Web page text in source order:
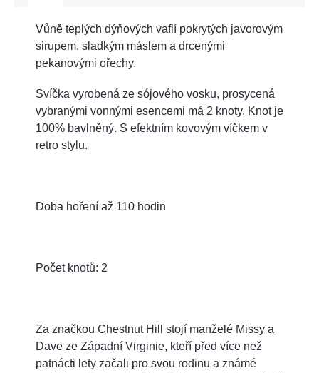
Vůně teplých dýňových vaflí pokrytých javorovým
sirupem, sladkým máslem a drcenými
pekanovými ořechy.
Svíčka vyrobená ze sójového vosku, prosycená
vybranými vonnými esencemi má 2 knoty. Knot je
100% bavlněný. S efektním kovovým víčkem v
retro stylu.
Doba hoření až 110 hodin
Počet knotů: 2
Za značkou Chestnut Hill stojí manželé Missy a
Dave ze Západní Virginie, kteří před více než
patnácti lety začali pro svou rodinu a známé